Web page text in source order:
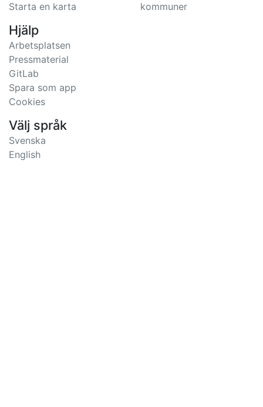
Starta en karta
kommuner
Hjälp
Arbetsplatsen
Pressmaterial
GitLab
Spara som app
Cookies
Välj språk
Svenska
English